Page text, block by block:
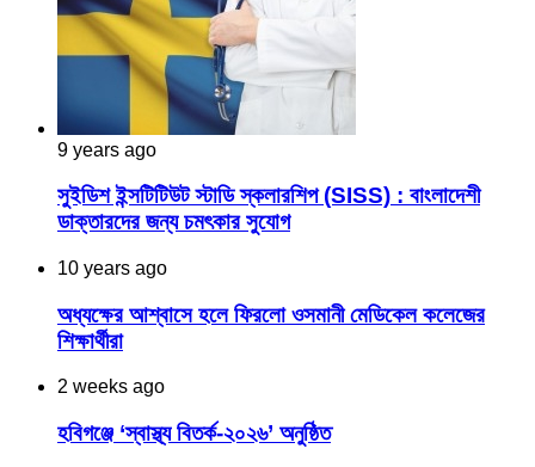
9 years ago
সুইডিশ ইন্সটিটিউট স্টাডি স্কলারশিপ (SISS) : বাংলাদেশী
ডাক্তারদের জন্য চমৎকার সুযোগ
10 years ago
অধ্যক্ষের আশ্বাসে হলে ফিরলো ওসমানী মেডিকেল কলেজের
শিক্ষার্থীরা
2 weeks ago
হবিগঞ্জে ‘স্বাস্থ্য বিতর্ক-২০২৬’ অনুষ্ঠিত